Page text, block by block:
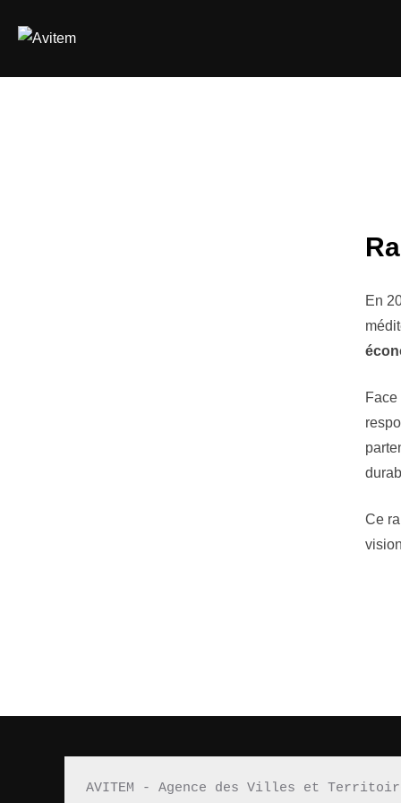
En
Ce
AVITEM - Agence des Villes et